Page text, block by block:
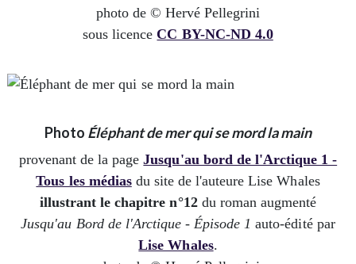
photo de © Hervé Pellegrini
sous licence CC BY-NC-ND 4.0
Photo Éléphant de mer qui se mord la main
provenant de la pageJusqu'au bord de l'Arctique 1 -
Tous les médiasdu site de l'auteure Lise Whales
illustrant le chapitre n°12du roman augmenté
Jusqu'au Bord de l'Arctique - Épisode 1 auto-édité par
Lise Whales.